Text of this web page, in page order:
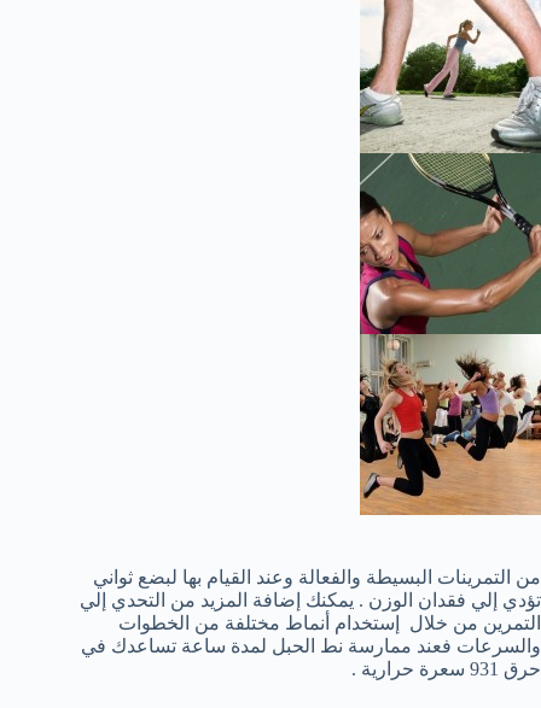
من التمرينات البسيطة والفعالة وعند القيام بها لبضع ثواني
تؤدي إلي فقدان الوزن . يمكنك إضافة المزيد من التحدي إلي
التمرين من خلال إستخدام أنماط مختلفة من الخطوات
والسرعات فعند ممارسة نط الحبل لمدة ساعة تساعدك في
حرق 931 سعرة حرارية .